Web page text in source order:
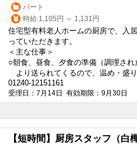
パート
時給 1,105円 ～ 1,131円
住宅型有料老人ホームの厨房で、入
っていただきます。
＜主な仕事＞
○朝食、昼食、夕食の準備（調理され
より送られてくるので、温め・盛
01240-12151161
受理日：7月14日 有効期限：9月30日
【短時間】厨房スタッフ（白